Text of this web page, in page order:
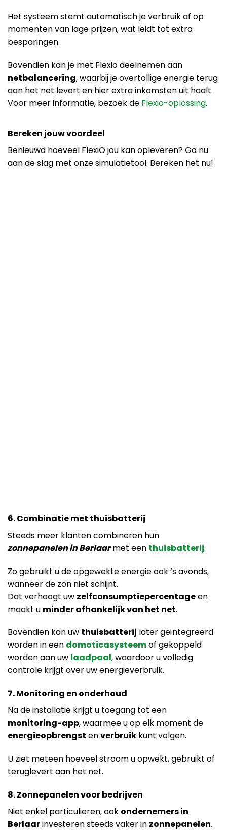
Het systeem stemt automatisch je verbruik af op
momenten van lage prijzen, wat leidt tot extra
besparingen.
Bovendien kan je met Flexio deelnemen aan
netbalancering, waarbij je overtollige energie terug
aan het net levert en hier extra inkomsten uit haalt.
Voor meer informatie, bezoek de Flexio-oplossing.
Bereken jouw voordeel
Benieuwd hoeveel FlexiO jou kan opleveren? Ga nu
aan de slag met onze simulatietool. Bereken het nu!
6. Combinatie met thuisbatterij
Steeds meer klanten combineren hun
zonnepanelen in Berlaarmet een thuisbatterij.
Zo gebruikt u de opgewekte energie ook ’s avonds,
wanneer de zon niet schijnt.
Dat verhoogt uw zelfconsumptiepercentageen
maakt u minder afhankelijk van het net.
Bovendien kan uw thuisbatterij later geïntegreerd
worden in een domoticasysteemof gekoppeld
worden aan uw laadpaal, waardoor u volledig
controle krijgt over uw energieverbruik.
7. Monitoring en onderhoud
Na de installatie krijgt u toegang tot een
monitoring-app, waarmee u op elk moment de
energieopbrengst enverbruik kunt volgen.
U ziet meteen hoeveel stroom u opwekt, gebruikt of
teruglevert aan het net.
8. Zonnepanelen voor bedrijven
Niet enkel particulieren, ook ondernemers in
Berlaarinvesteren steeds vaker in zonnepanelen.